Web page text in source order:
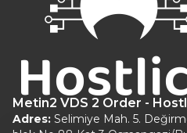
Metin2 VDS 2 Order -
Adres: Selimiye Mah. 5.